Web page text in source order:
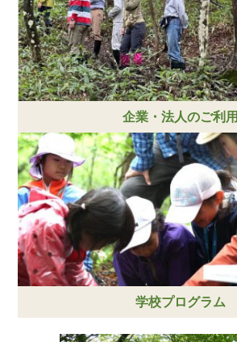
企業・法人のご利用
学校プログラム